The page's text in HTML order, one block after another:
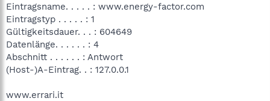
Eintragsname. . . . . : www.energy-factor.com
Eintragstyp . . . . . : 1
Gültigkeitsdauer. . . : 604649
Datenlänge. . . . . . : 4
Abschnitt . . . . . . : Antwort
(Host-)A-Eintrag. . : 127.0.0.1
www.errari.it